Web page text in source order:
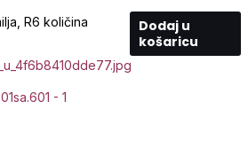
R6 količina
Dodaj u
košaricu
- 1